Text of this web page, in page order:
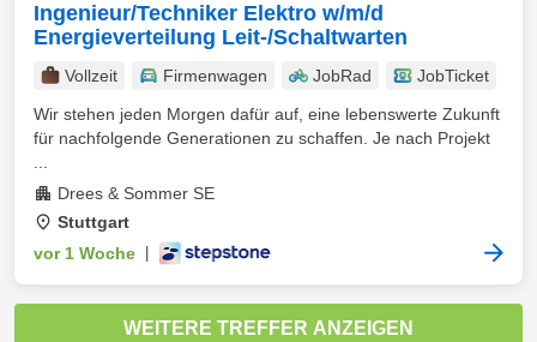
Ingenieur/Techniker Elektro w/m/d
Energieverteilung Leit-/Schaltwarten
Vollzeit Firmenwagen JobRad
JobTicket
Wir stehen jeden Morgen dafür auf, eine lebenswerte Zukunft
für nachfolgende Generationen zu schaffen. Je nach Projekt
Drees & Sommer SE
Stuttgart
vor 1 Woche
WEITERE TREFFER ANZEIGEN